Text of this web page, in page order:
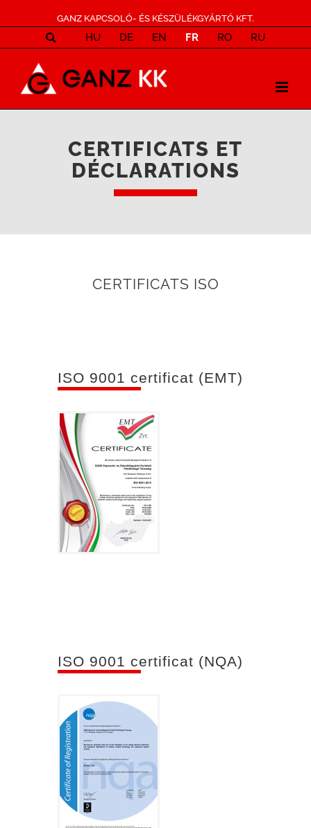
GANZ KAPCSOLÓ- ÉS KÉSZÜLÉKGYÁRTÓ KFT.
HU DE EN FR RO RU
CERTIFICATS ET
DÉCLARATIONS
CERTIFICATS ISO
ISO 9001 certificat (EMT)
ISO 9001 certificat (NQA)